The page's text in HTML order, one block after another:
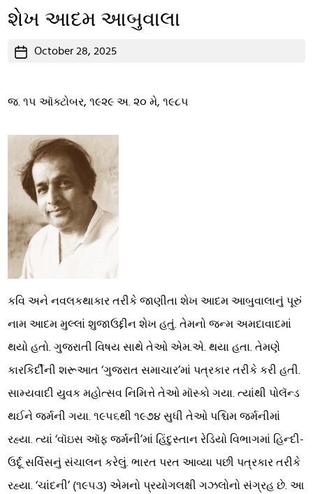
શેખ આદમ આબુવાલા
PostOctober 28, 2025
જ. ૧૫ ઑક્ટોબર, ૧૯૨૯ અ. ૨૦ મે, ૧૯૮૫
કવિ અને નવલકથાકાર તરીકે જાણીતા શેખ આદમ આબુવાલાનું પૂરું
નામ આદમ મુલ્લાં શુજાઉદ્દીન શેખ હતું. તેમનો જન્મ અમદાવાદમાં
થયો હતો. ગુજરાતી વિષય સાથે તેઓ એમ.એ. થયા હતા. તેમણે
કારકિર્દીની શરૂઆત ‘ગુજરાત સમાચાર’માં પત્રકાર તરીકે કરી હતી.
સામ્યવાદી યુવક મહોત્સવ નિમિત્તે તેઓ મૉસ્કો ગયા. ત્યાંથી પોલૅન્ડ
થઈને જર્મની ગયા. ૧૯૫૬થી ૧૯૭૪ સુધી તેઓ પશ્ચિમ જર્મનીમાં
રહ્યા. ત્યાં ‘વૉઇસ ઑફ જર્મની’માં હિંદુસ્તાન રેડિયો વિભાગમાં હિન્દી-
ઉર્દૂ સર્વિસનું સંચાલન કરેલું. ભારત પરત આવ્યા પછી પત્રકાર તરીકે
રહ્યા. ‘ચાંદની’ (૧૯૫૩) એમનો પ્રયોગલક્ષી ગઝલોનો સંગ્રહ છે. આ